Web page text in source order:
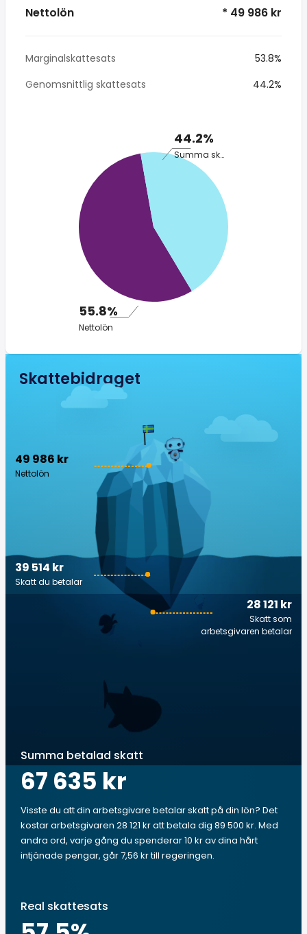
Nettolön * 49 986 kr
Marginalskattesats
53.8%
Genomsnittlig skattesats
44.2%
44.2%
Summa skatt
55.8%
Nettolön
Skattebidraget
49 986 kr
Nettolön
28 121 kr
Skatt som
arbetsgivaren betalar
39 514 kr
Skatt du betalar
Summa betalad skatt
67 635 kr
Visste du att din arbetsgivare betalar skatt på din lön? Det
kostar arbetsgivaren 28 121 kr att betala dig 89 500 kr. Med
andra ord, varje gång du spenderar 10 kr av dina hårt
intjänade pengar, går 7,56 kr till regeringen.
Real skattesats